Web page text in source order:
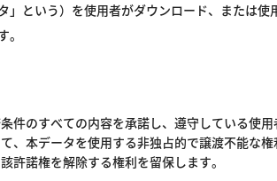
」という）を使用者がダウンロード、または
件のすべての内容を承諾し、遵守している使
、本データを使用する非独占的で譲渡不能な
許諾権を解除する権利を留保します。